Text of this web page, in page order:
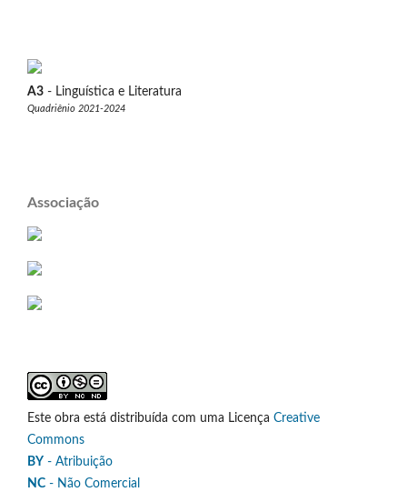
A3 - Linguística e Literatura
Quadriênio 2021-2024
Associação
Este obra está distribuída com uma Licença Creative
Commons
BY - Atribuição
NC - Não Comercial